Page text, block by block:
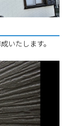
いたします。